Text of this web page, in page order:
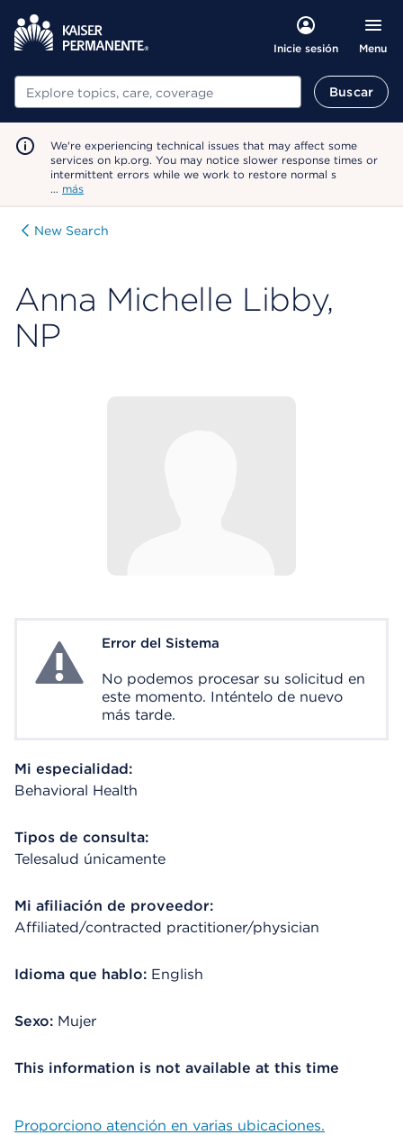
Inicie sesión Menu
Buscar Buscar
We're experiencing technical issues that may affect some
services on kp.org. You may notice slower response times or
intermittent errors while we work to restore normal s
… más
New Search
Anna Michelle Libby,
NP
System ErrorError del Sistema
No podemos procesar su solicitud en
este momento. Inténtelo de nuevo
más tarde.
Mi especialidad:
Behavioral Health
Tipos de consulta:
Telesalud únicamente
Mi afiliación de proveedor:
Affiliated/contracted practitioner/physician
Idioma que hablo: English
Sexo: Mujer
This information is not available at this time
Proporciono atención en varias ubicaciones.